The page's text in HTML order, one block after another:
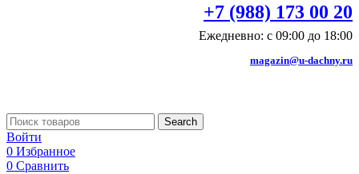
+7 (988) 173 00 20
Ежедневно: с 09:00 до 18:00
magazin@u-dachny.ru
Search
Войти
0 Избранное
0 Сравнить